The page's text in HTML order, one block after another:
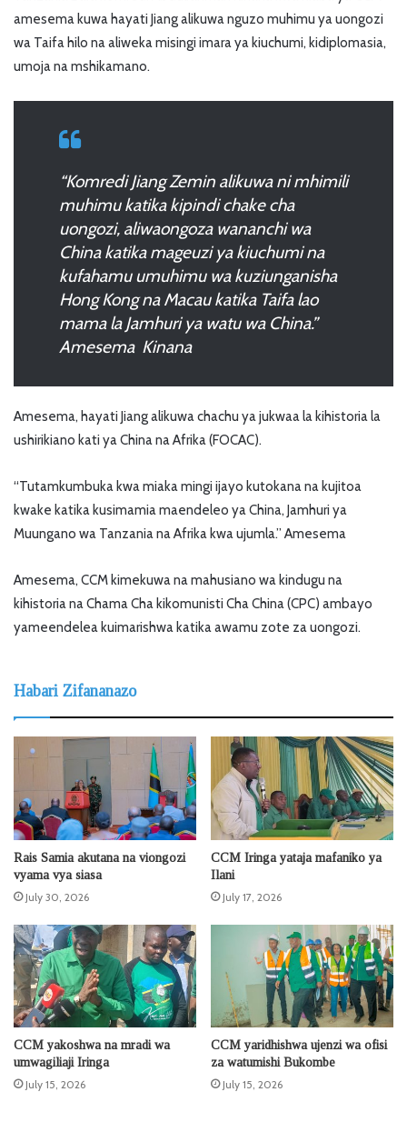
amesema kuwa hayati Jiang alikuwa nguzo muhimu ya uongozi
wa Taifa hilo na aliweka misingi imara ya kiuchumi, kidiplomasia,
umoja na mshikamano.
“Komredi Jiang Zemin alikuwa ni mhimili
muhimu katika kipindi chake cha
uongozi, aliwaongoza wananchi wa
China katika mageuzi ya kiuchumi na
kufahamu umuhimu wa kuziunganisha
Hong Kong na Macau katika Taifa lao
mama la Jamhuri ya watu wa China.”
Amesema Kinana
Amesema, hayati Jiang alikuwa chachu ya jukwaa la kihistoria la
ushirikiano kati ya China na Afrika (FOCAC).
“Tutamkumbuka kwa miaka mingi ijayo kutokana na kujitoa
kwake katika kusimamia maendeleo ya China, Jamhuri ya
Muungano wa Tanzania na Afrika kwa ujumla.” Amesema
Amesema, CCM kimekuwa na mahusiano wa kindugu na
kihistoria na Chama Cha kikomunisti Cha China (CPC) ambayo
yameendelea kuimarishwa katika awamu zote za uongozi.
Habari Zifananazo
Rais Samia akutana na viongozi
vyama vya siasa
July 30, 2026
CCM Iringa yataja mafaniko ya
Ilani
July 17, 2026
CCM yakoshwa na mradi wa
umwagiliaji Iringa
July 15, 2026
CCM yaridhishwa ujenzi wa ofisi
za watumishi Bukombe
July 15, 2026